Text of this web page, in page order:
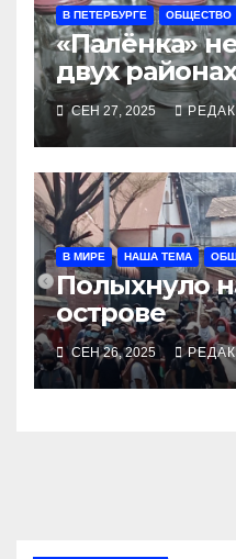
В ПЕТЕРБУРГЕ ОБЩЕСТВО
«Палёнка»
двух
СЕН 27, 2025
В МИРЕ НАША ТЕМА
Полыхнуло
острове
СЕН 26, 2025